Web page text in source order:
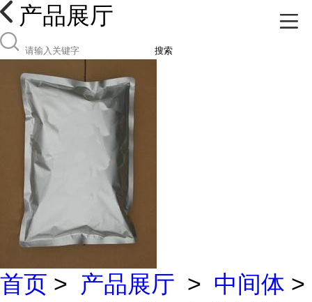
产品展厅
搜索
首页 > 产品展厅 > 中间体 >